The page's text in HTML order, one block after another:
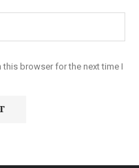
this browser for the next time I